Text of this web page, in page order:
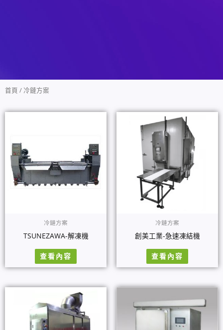
首頁 / 冷鏈方案
冷鏈方案
TSUNEZAWA-解凍機
查看內容
冷鏈方案
創美工業-急速凍結機
查看內容